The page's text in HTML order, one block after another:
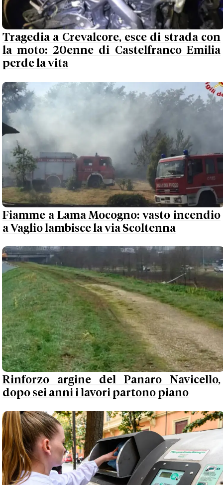
Tragedia a Crevalcore, esce di strada con
la moto: 20enne di Castelfranco Emilia
perde la vita
Fiamme a Lama Mocogno: vasto incendio
a Vaglio lambisce la via Scoltenna
Rinforzo argine del Panaro Navicello,
dopo sei anni i lavori partono piano